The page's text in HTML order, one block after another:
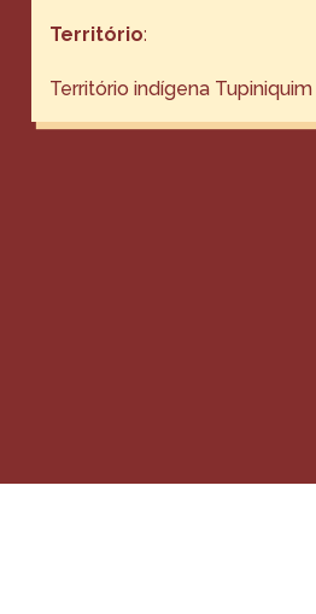
Território:
Território indígena Tupiniquim